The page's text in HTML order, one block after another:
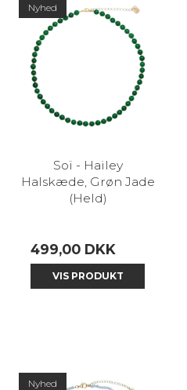
Nyhed
Soï - Hailey
Halskæde, Grøn Jade
(Held)
499,00 DKK
VIS PRODUKT
Nyhed